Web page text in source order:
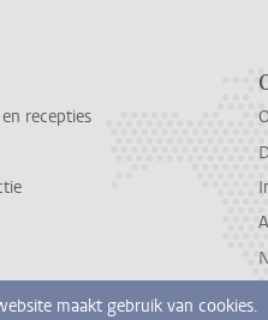
recepties
maakt gebruik van cookies.